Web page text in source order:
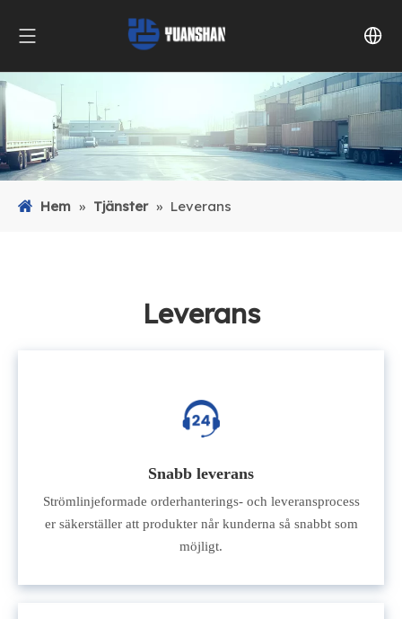
Hem » Tjänster » Leverans
Leverans
Snabb leverans
Strömlinjeformade orderhanterings- och leveransprocess
er säkerställer att produkter når kunderna så snabbt som
möjligt.